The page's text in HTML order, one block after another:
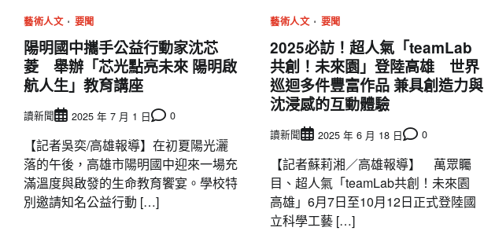
藝術人文 要聞
陽明國中攜手公益行動家沈芯
菱 舉辦「芯光點亮未來 陽明啟
航人生」教育講座
讀新聞 2025 年 7 月 1 日 0
【記者吳奕/高雄報導】在初夏陽光灑
落的午後，高雄市陽明國中迎來一場充
滿溫度與啟發的生命教育饗宴。學校特
別邀請知名公益行動 […]
藝術人文 要聞
2025必訪！超人氣「teamLab
共創！未來園」登陸高雄 世界
巡迴多件豐富作品 兼具創造力與
沈浸感的互動體驗
讀新聞 2025 年 6 月 18 日 0
【記者蘇莉湘／高雄報導】 萬眾矚
目、超人氣「teamLab共創！未來園
高雄」6月7日至10月12日正式登陸國
立科學工藝 […]